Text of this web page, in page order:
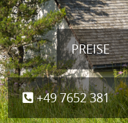
PREISE
+49 7652 381